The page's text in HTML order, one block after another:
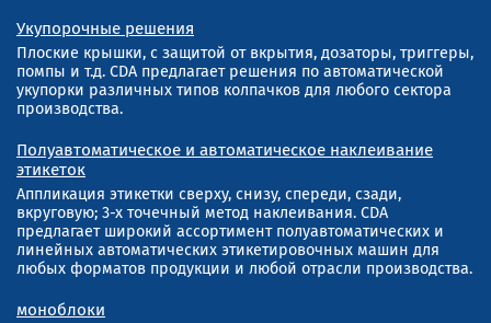
Укупорочные решения
Плоские крышки, с защитой от вкрытия, дозаторы, триггеры,
помпы и т.д. CDA предлагает решения по автоматической
укупорки различных типов колпачков для любого сектора
производства.
Полуавтоматическое и автоматическое наклеивание
этикеток
Аппликация этикетки сверху, снизу, спереди, сзади,
вкруговую; 3-х точечный метод наклеивания. CDA
предлагает широкий ассортимент полуавтоматических и
линейных автоматических этикетировочных машин для
любых форматов продукции и любой отрасли производства.
моноблоки